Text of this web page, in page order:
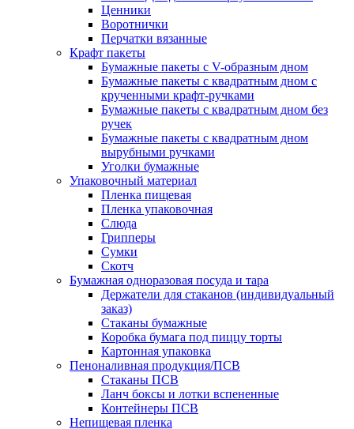
Ценники
Воротнички
Перчатки вязанные
Крафт пакеты
Бумажные пакеты с V-образным дном
Бумажные пакеты с квадратным дном с
крученными крафт-ручками
Бумажные пакеты с квадратным дном без
ручек
Бумажные пакеты с квадратным дном
вырубными ручками
Уголки бумажные
Упаковочный материал
Пленка пищевая
Пленка упаковочная
Слюда
Грипперы
Сумки
Скотч
Бумажная одноразовая посуда и тара
Держатели для стаканов (индивидуальный
заказ)
Стаканы бумажные
Коробка бумага под пиццу торты
Картонная упаковка
Пеноналивная продукция/ПСВ
Стаканы ПСВ
Ланч боксы и лотки вспененные
Контейнеры ПСВ
Непищевая пленка